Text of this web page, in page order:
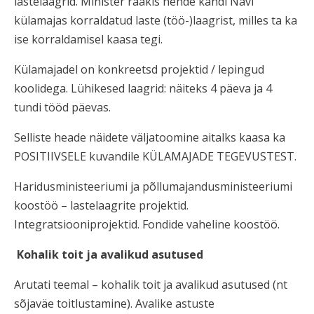
külamajas korraldatud laste (töö-)laagrist, milles ta ka
ise korraldamisel kaasa tegi.
Külamajadel on konkreetsd projektid / lepingud
koolidega. Lühikesed laagrid: näiteks 4 päeva ja 4
tundi tööd päevas.
Selliste heade näidete väljatoomine aitalks kaasa ka
POSITIIVSELE kuvandile KÜLAMAJADE TEGEVUSTEST.
Haridusministeeriumi ja põllumajandusministeeriumi
koostöö – lastelaagrite projektid.
Integratsiooniprojektid. Fondide vaheline koostöö.
Kohalik toit ja avalikud asutused
Arutati teemal – kohalik toit ja avalikud asutused (nt
sõjaväe toitlustamine). Avalike astuste